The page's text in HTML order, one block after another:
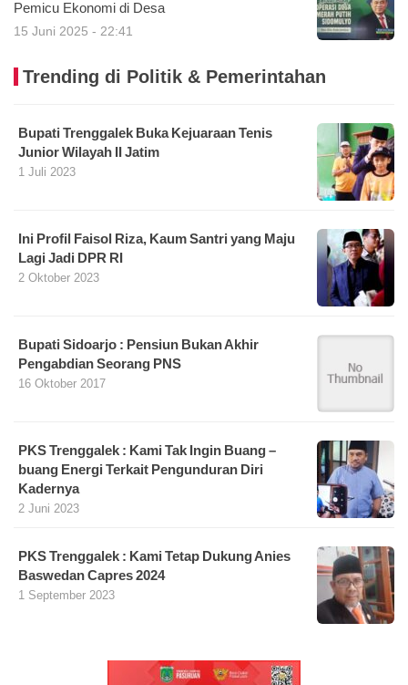
Pemicu Ekonomi di Desa
15 Juni 2025 - 22:41
Trending di Politik & Pemerintahan
Bupati Trenggalek Buka Kejuaraan Tenis
Junior Wilayah II Jatim
1 Juli 2023
Ini Profil Faisol Riza, Kaum Santri yang Maju
Lagi Jadi DPR RI
2 Oktober 2023
Bupati Sidoarjo : Pensiun Bukan Akhir
Pengabdian Seorang PNS
16 Oktober 2017
PKS Trenggalek : Kami Tak Ingin Buang –
buang Energi Terkait Pengunduran Diri
Kadernya
2 Juni 2023
PKS Trenggalek : Kami Tetap Dukung Anies
Baswedan Capres 2024
1 September 2023